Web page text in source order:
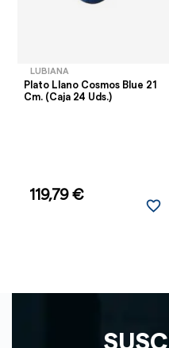
LUBIANA
Plato Llano Cosmos Blue 21
Cm. (Caja 24 Uds.)
119,79 €
favorite_border